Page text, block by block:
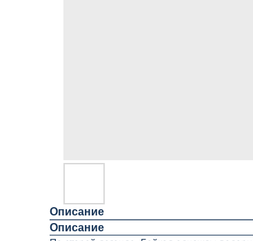
Описание
Описание